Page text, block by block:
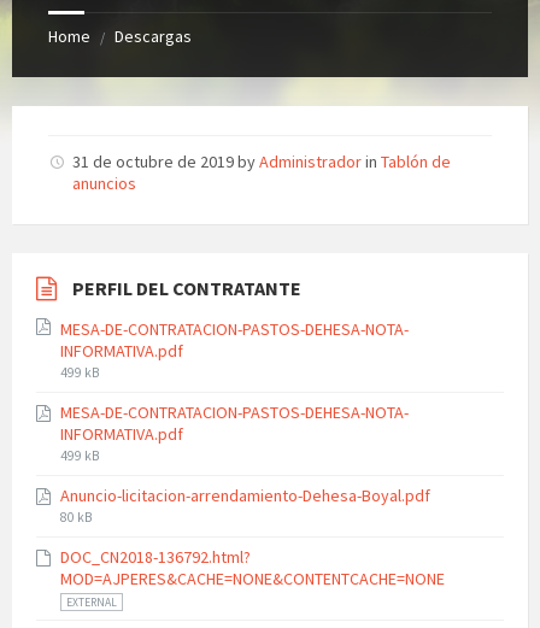
Home / Descargas
31 de octubre de 2019byAdministradorin Tablón de
anuncios
PERFIL DEL CONTRATANTE
MESA-DE-CONTRATACION-PASTOS-DEHESA-NOTA-
INFORMATIVA.pdf
File
499 kB
MESA-DE-CONTRATACION-PASTOS-DEHESA-NOTA-
INFORMATIVA.pdf
File
499 kB
Anuncio-licitacion-arrendamiento-Dehesa-Boyal.pdf
File
80 kB
DOC_CN2018-136792.html?
MOD=AJPERES&CACHE=NONE&CONTENTCACHE=NONE
EXTERNAL